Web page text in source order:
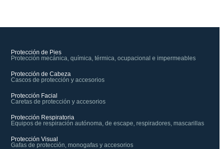
Protección de Pies
Protección mecánica, química, térmica, ocupacional e impermeables
Protección de Cabeza
Cascos de protección y accesorios
Protección Facial
Caretas de protección y accesorios
Protección Respiratoria
Equipos de respiración autónoma, de escape, respiradores, mascarillas
Protección Visual
Gafas de protección, monogafas y accesorios